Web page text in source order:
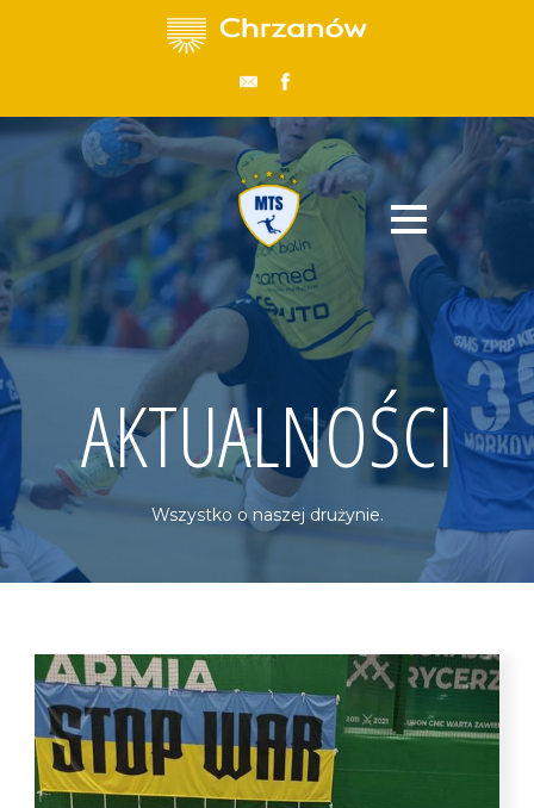
AKTUALNOŚCI
Wszystko o naszej drużynie.